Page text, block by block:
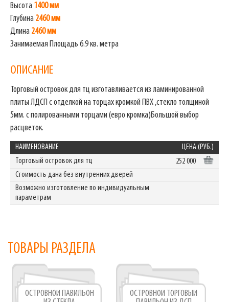
Высота 1400 мм
Глубина 2460 мм
Длина 2460 мм
Занимаемая Площадь 6.9 кв. метра
ОПИСАНИЕ
Торговый островок для тц изготавливается из ламинированной
плиты ЛДСП с отделкой на торцах кромкой ПВХ ,стекло толщиной
5мм. с полированными торцами (евро кромка)Большой выбор
расцветок.
НАИМЕНОВАНИЕ
ЦЕНА (РУБ.)
Торговый островок для тц
252 000
Стоимость дана без внутренних дверей
Возможно изготовление по индивидуальным
параметрам
ТОВАРЫ РАЗДЕЛА
ОСТРОВНОЙ ПАВИЛЬОН
ОСТРОВНОЙ ТОРГОВЫЙ